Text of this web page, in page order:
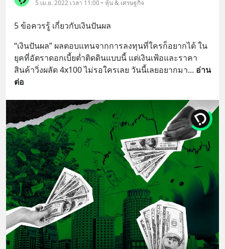
5 เม.ย. 2022 เวลา 11:00 • หุ้น & เศรษฐกิจ
5 ข้อควรรู้ เกี่ยวกับเงินปันผล
“เงินปันผล” ผลตอบแทนจากการลงทุนที่ใครก็อยากได้ ใน
ยุคที่อัตราดอกเบี้ยต่ำติดดินแบบนี้ แต่เงินเฟ้อและราคา
สินค้าวิ่งผลัด 4x100 ไม่รอใครเลย วันนี้เลยอยากมา... อ่าน
ต่อ